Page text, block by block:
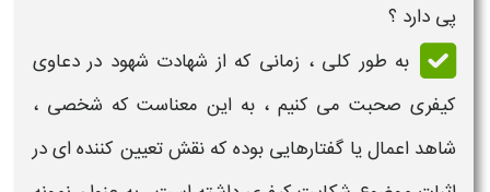
پی دارد ؟
به طور کلی ، زمانی که ازشهادت شهود در دعاوی
کیفری صحبت می کنیم ، به این معناست که شخصی ،
شاهد اعمال یا گفتارهایی بوده که نقش تعیین کننده ای در